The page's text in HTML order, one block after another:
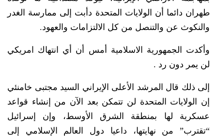
طهران دائما أن الولايات المتحدة دأبت إلى ممارسة الغدر
والنكوث عن والتنصل من كل الالتزامات والعهود.
وأكدت الجمهورية الاسلامية أمس أن أي انتهاك امريكي
لن يمر دون رد .
إلى ذلك قال المرشد الأعلى الإيراني السيد مجتبى خامنئي
إن الولايات المتحدة لن تتمكن بعد الآن من إنشاء قواعد
عسكرية لها بمنطقة الشرق الأوسط، وإن إسرائيل
“تقترب” من نهايتها، داعيا دول العالم الإسلامي إلى